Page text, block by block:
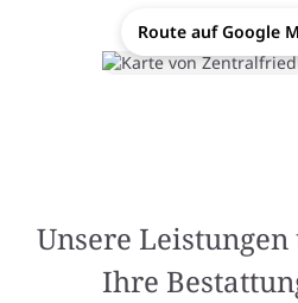
Route auf Google
Unsere
Ihre